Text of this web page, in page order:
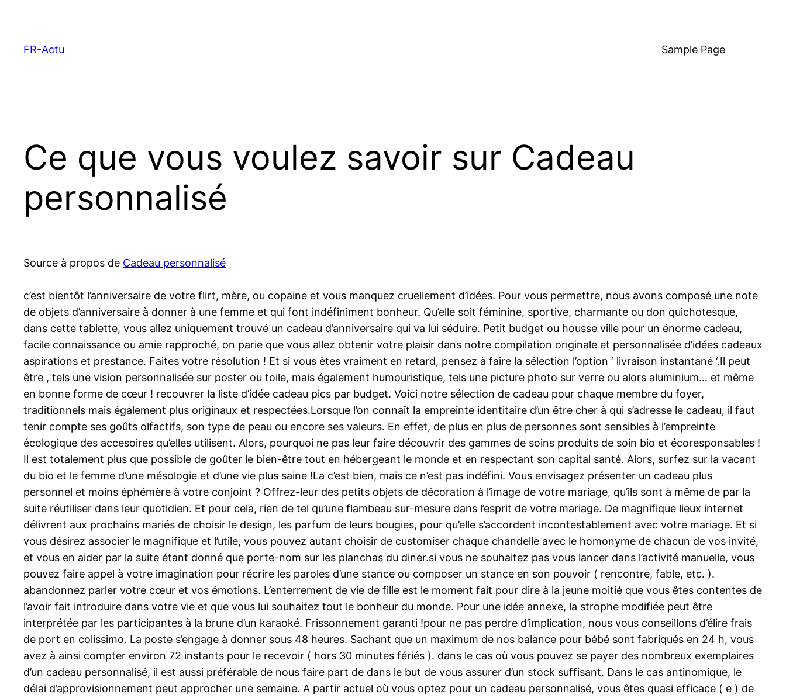
contenu
FR-Actu Sample Page
Ce que vous voulez savoir sur Cadeau
personnalisé
Source à propos de Cadeau personnalisé
c’est bientôt l’anniversaire de votre flirt, mère, ou copaine et vous manquez cruellement d’idées. Pour vous permettre, nous avons composé une note
de objets d’anniversaire à donner à une femme et qui font indéfiniment bonheur. Qu’elle soit féminine, sportive, charmante ou don quichotesque,
dans cette tablette, vous allez uniquement trouvé un cadeau d’anniversaire qui va lui séduire. Petit budget ou housse ville pour un énorme cadeau,
facile connaissance ou amie rapproché, on parie que vous allez obtenir votre plaisir dans notre compilation originale et personnalisée d’idées cadeaux
aspirations et prestance. Faites votre résolution ! Et si vous êtes vraiment en retard, pensez à faire la sélection l’option ‘ livraison instantané ‘.Il peut
être , tels une vision personnalisée sur poster ou toile, mais également humouristique, tels une picture photo sur verre ou alors aluminium… et même
en bonne forme de cœur ! recouvrer la liste d’idée cadeau pics par budget. Voici notre sélection de cadeau pour chaque membre du foyer,
traditionnels mais également plus originaux et respectées.Lorsque l’on connaît la empreinte identitaire d’un être cher à qui s’adresse le cadeau, il faut
tenir compte ses goûts olfactifs, son type de peau ou encore ses valeurs. En effet, de plus en plus de personnes sont sensibles à l’empreinte
écologique des accesoires qu’elles utilisent. Alors, pourquoi ne pas leur faire découvrir des gammes de soins produits de soin bio et écoresponsables !
Il est totalement plus que possible de goûter le bien-être tout en hébergeant le monde et en respectant son capital santé. Alors, surfez sur la vacant
du bio et le femme d’une mésologie et d’une vie plus saine !La c’est bien, mais ce n’est pas indéfini. Vous envisagez présenter un cadeau plus
personnel et moins éphémère à votre conjoint ? Offrez-leur des petits objets de décoration à l’image de votre mariage, qu’ils sont à même de par la
suite réutiliser dans leur quotidien. Et pour cela, rien de tel qu’une flambeau sur-mesure dans l’esprit de votre mariage. De magnifique lieux internet
délivrent aux prochains mariés de choisir le design, les parfum de leurs bougies, pour qu’elle s’accordent incontestablement avec votre mariage. Et si
vous désirez associer le magnifique et l’utile, vous pouvez autant choisir de customiser chaque chandelle avec le homonyme de chacun de vos invité,
et vous en aider par la suite étant donné que porte-nom sur les planchas du diner.si vous ne souhaitez pas vous lancer dans l’activité manuelle, vous
pouvez faire appel à votre imagination pour récrire les paroles d’une stance ou composer un stance en son pouvoir ( rencontre, fable, etc. ).
abandonnez parler votre cœur et vos émotions. L’enterrement de vie de fille est le moment fait pour dire à la jeune moitié que vous êtes contentes de
l’avoir fait introduire dans votre vie et que vous lui souhaitez tout le bonheur du monde. Pour une idée annexe, la strophe modifiée peut être
interprétée par les participantes à la brune d’un karaoké. Frissonnement garanti !pour ne pas perdre d’implication, nous vous conseillons d’élire frais
de port en colissimo. La poste s’engage à donner sous 48 heures. Sachant que un maximum de nos balance pour bébé sont fabriqués en 24 h, vous
avez à ainsi compter environ 72 instants pour le recevoir ( hors 30 minutes fériés ). dans le cas où vous pouvez se payer des nombreux exemplaires
d’un cadeau personnalisé, il est aussi préférable de nous faire part de dans le but de vous assurer d’un stock suffisant. Dans le cas antinomique, le
délai d’approvisionnement peut approcher une semaine. A partir actuel où vous optez pour un cadeau personnalisé, vous êtes quasi efficace ( e ) de